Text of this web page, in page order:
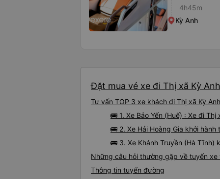
4h45m
Kỳ Anh
Đặt mua vé xe đi Thị xã Kỳ
Tư vấn TOP 3 xe khách đi Thị xã Kỳ
🚌 1. Xe Bảo Yến (Huế) : Xe đi
🚌 2. Xe Hải Hoàng Gia khởi hành
🚌 3. Xe Khánh Truyền (Hà Tĩnh)
Những câu hỏi thường gặp về tuyến
Thông tin tuyến đường